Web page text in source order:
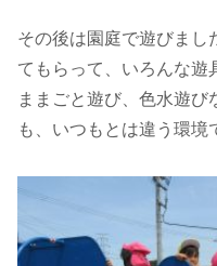
その後は園庭で遊びまし
てもらって、いろんな遊
ままごと遊び、色水遊
も、いつもとは違う環境